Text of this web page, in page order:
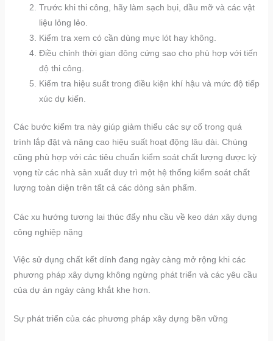
Trước khi thi công, hãy làm sạch bụi, dầu mỡ và các vật
liệu lỏng lẻo.
Kiểm tra xem có cần dùng mực lót hay không.
Điều chỉnh thời gian đông cứng sao cho phù hợp với tiến
độ thi công.
Kiểm tra hiệu suất trong điều kiện khí hậu và mức độ tiếp
xúc dự kiến.
Các bước kiểm tra này giúp giảm thiểu các sự cố trong quá
trình lắp đặt và nâng cao hiệu suất hoạt động lâu dài. Chúng
cũng phù hợp với các tiêu chuẩn kiểm soát chất lượng được kỳ
vọng từ các nhà sản xuất duy trì một hệ thống kiểm soát chất
lượng toàn diện trên tất cả các dòng sản phẩm.
Các xu hướng tương lai thúc đẩy nhu cầu về keo dán xây dựng
công nghiệp nặng
Việc sử dụng chất kết dính đang ngày càng mở rộng khi các
phương pháp xây dựng không ngừng phát triển và các yêu cầu
của dự án ngày càng khắt khe hơn.
Sự phát triển của các phương pháp xây dựng bền vững